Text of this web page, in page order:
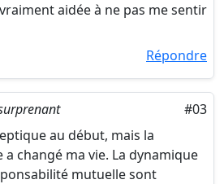
aidée à ne pas me sentir
Répondre
#03
au début, mais la
changé ma vie. La dynamique
mutuelle sont